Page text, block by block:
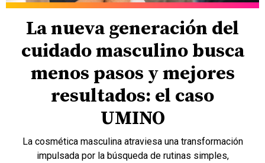
La nueva generación del
cuidado masculino busca
menos pasos y mejores
resultados: el caso
UMINO
La cosmética masculina atraviesa una transformación
impulsada por la búsqueda de rutinas simples,